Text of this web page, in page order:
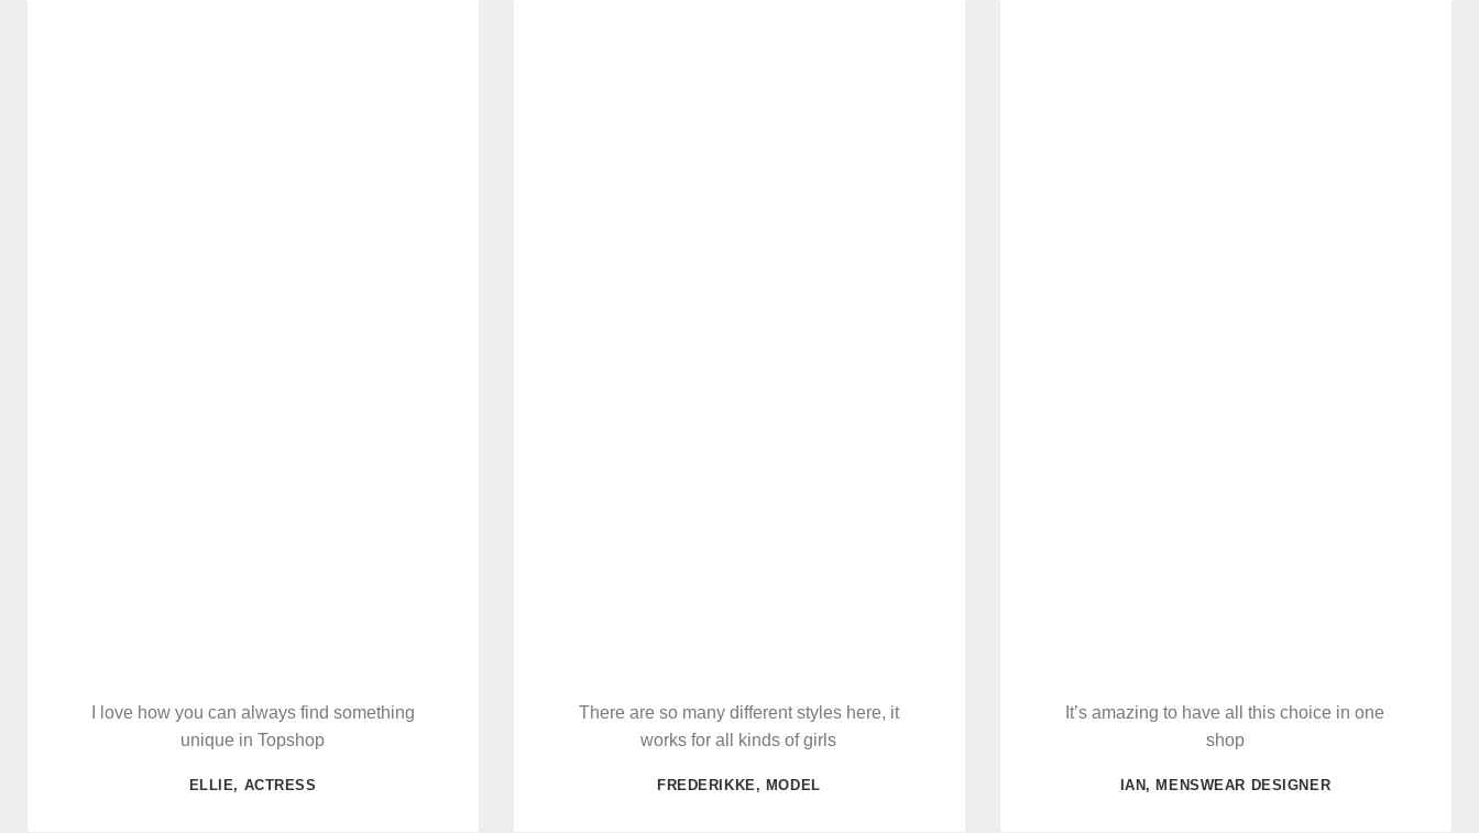
I love how you can always find something
unique in Topshop
ELLIE, ACTRESS
There are so many different styles here, it
works for all kinds of girls
FREDERIKKE, MODEL
It’s amazing to have all this choice in one
shop
IAN, MENSWEAR DESIGNER